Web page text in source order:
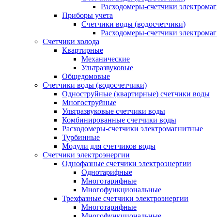
Расходомеры-счетчики
Приборы учета
Счетчики воды (водосчетчики)
Расходомеры-счетчики
Счетчики холода
Квартирные
Механические
Ультразвуковые
Общедомовые
Счетчики воды (водосчетчики)
Одноструйные (квартирные) счетчики воды
Многоструйные
Ультразвуковые счетчики воды
Комбинированные счетчики воды
Расходомеры-счетчики электромагнитные
Турбинные
Модули для счетчиков воды
Счетчики электроэнергии
Однофазные счетчики электроэнергии
Однотарифные
Многотарифные
Многофункциональные
Трехфазные счетчики электроэнергии
Многотарифные